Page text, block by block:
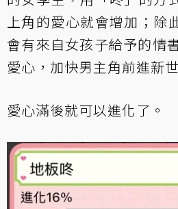
上角的愛心就會增加；除
會有來自女孩子給予的情
愛心，加快男主角前進新
愛心滿後就可以進化了。